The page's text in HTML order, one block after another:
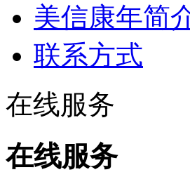
美信康年简
联系方式
在线服务
在线服务